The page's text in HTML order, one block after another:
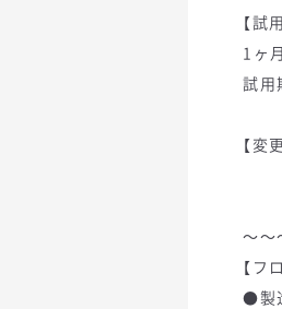
【試
1ヶ
試用
【変
～～
【フ
●製